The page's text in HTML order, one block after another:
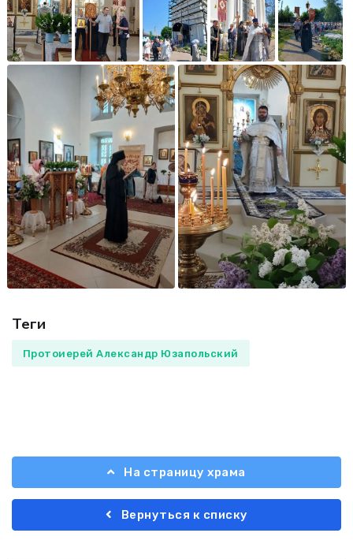
Теги
Протоиерей Александр Юзапольский
На страницу храма
Вернуться к списку